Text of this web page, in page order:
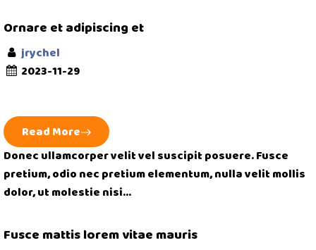
2023-11-29
jrychel
Ornare et adipiscing et
Fusce mattis lorem vitae mauris
Donec ullamcorper velit vel suscipit posuere. Fusce
pretium, odio nec pretium elementum, nulla velit mollis
dolor, ut molestie nisi...
Read More